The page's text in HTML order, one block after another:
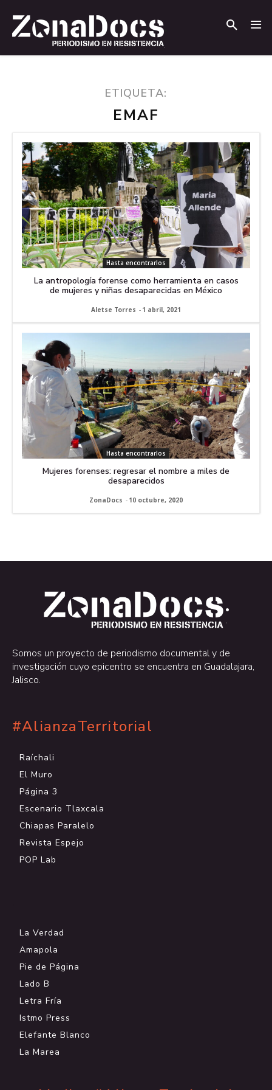
ETIQUETA:
EMAF
Hasta encontrarlos
La antropología forense como herramienta en casos
de mujeres y niñas desaparecidas en México
Aletse Torres - 1 abril, 2021
Hasta encontrarlos
Mujeres forenses: regresar el nombre a miles de
desaparecidos
ZonaDocs - 10 octubre, 2020
.
.
Somos un proyecto de periodismo documental y de
investigación cuyo epicentro se encuentra en Guadalajara,
Jalisco.
#AlianzaTerritorial
Raíchali
El Muro
Página 3
Escenario Tlaxcala
Chiapas Paralelo
Revista Espejo
POP Lab
La Verdad
Amapola
Pie de Página
Lado B
Letra Fría
Istmo Press
Elefante Blanco
La Marea